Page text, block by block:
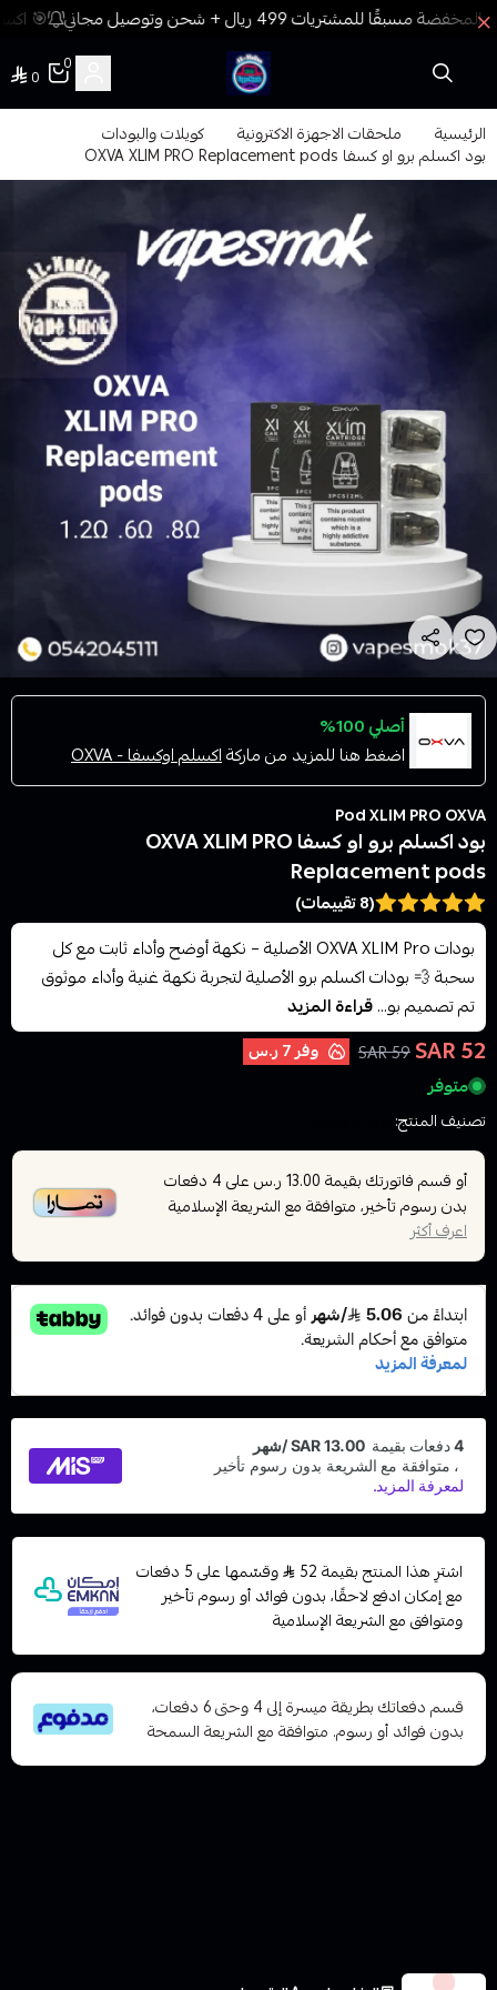
🎯
فيب المدينة
0
0
الرئيسية ملحقات الاجهزة الاكترونية كويلات والبودات
بود اكسلم برو او كسفا OXVA XLIM PRO Replacement pods
أصلي 100%
اضغط هنا للمزيد من ماركةاكسلم اوكسفا - OXVA
Pod XLIM PRO OXVA
بود اكسلم برو او كسفا OXVA XLIM PRO
Replacement pods
(8 تقييمات)
بودات OXVA XLIM Pro الأصلية – نكهة أوضح وأداء ثابت مع كل
سحبة 💨 بودات اكسلم برو الأصلية لتجربة نكهة غنية وأداء موثوق
تم تصميم بو...قراءة المزيد
52 SAR
59 SAR وفر7 ر.س
متوفر
تصنيف المنتج:
أو قسم فاتورتك بقيمة 13.00 ر.س على4 دفعات
بدون رسوم تأخير، متوافقة مع الشريعة الإسلامية
اعرف أكثر
اشترِ هذا المنتج بقيمة 52
وقسّمها على 5 دفعات
مع إمكان ادفع لاحقًا، بدون فوائد أو رسوم تأخير
ومتوافق مع الشريعة الإسلامية
قسم دفعاتك بطريقة ميسرة إلى 4 وحتى 6 دفعات،
بدون فوائد أو رسوم. متوافقة مع الشريعة السمحة